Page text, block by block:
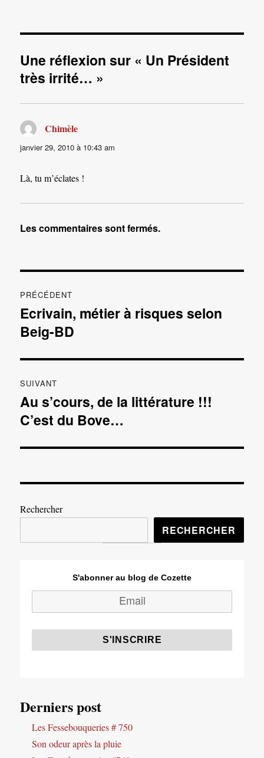
Une réflexion sur « Un Président
très irrité… »
Chimèle
janvier 29, 2010 à 10:43 am
Là, tu m’éclates !
Les commentaires sont fermés.
de
l’article
PRÉCÉDENT
Publication
précédente :
Ecrivain, métier à risques selon
Beig-BD
SUIVANT
Publication
suivante :
Au s’cours, de la littérature !!!
C’est du Bove…
Rechercher
RECHERCHER
S'abonner au blog de Cozette
Derniers post
Les Fessebouqueries # 750
Son odeur après la pluie